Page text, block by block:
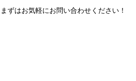
まずはお気軽にお問い合わせください！